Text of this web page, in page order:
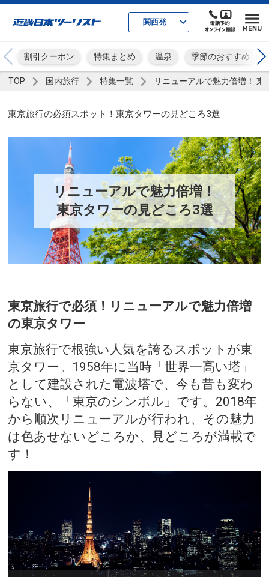
関西発
割引クーポン 特集まとめ 温泉 季節のおすすめ
TOP 国内旅行 特集一覧 リニューアルで魅力倍増！
東京旅行の必須スポット！東京タワーの見どころ3選
リニューアルで魅力倍増！
東京タワーの見どころ3選
東京旅行で必須！リニューアルで魅力倍増
の東京タワー
東京旅行で根強い人気を誇るスポットが東
京タワー。1958年に当時「世界一高い塔」
として建設された電波塔で、今も昔も変わ
らない、「東京のシンボル」です。2018年
から順次リニューアルが行われ、その魅力
は色あせないどころか、見どころが満載で
す！